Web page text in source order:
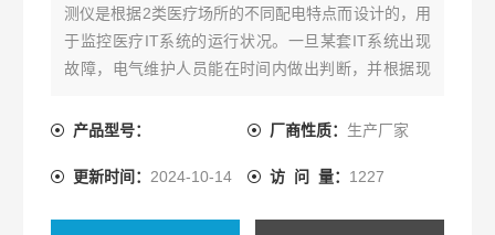
测仪是根据2类医疗场所的不同配电特点而设计的，用
于监控医疗IT系统的运行状况。一旦某套IT系统出现
故障，电气维护人员能在时间内做出判断，并根据现
ICU（CCU）监护病房等重要场所。
产品型号： 厂商性质： 生产厂家
更新时间： 2024-10-14 访 问 量： 1227